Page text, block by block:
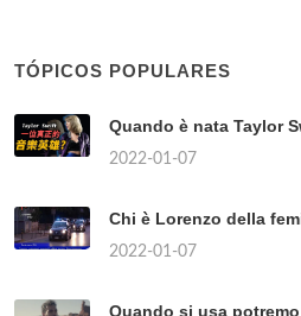
TÓPICOS POPULARES
Quando è nata Taylor
2022-01-07
Chi è Lorenzo della
2022-01-07
Quando si usa